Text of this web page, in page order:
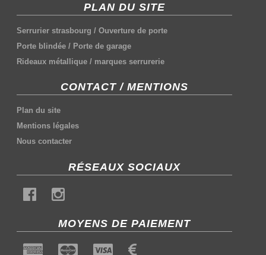
PLAN DU SITE
Serrurier strasbourg /Ouverture de porte
Porte blindée / Porte de garage
Rideaux métallique / marques serrurerie
CONTACT / MENTIONS
Plan du site
Mentions légales
Nous contacter
RÉSEAUX SOCIAUX
MOYENS DE PAIEMENT